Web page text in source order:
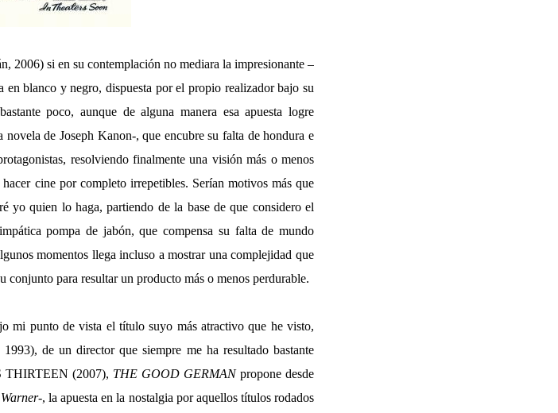
2006) si en su contemplación no mediara la impresionante –
en blanco y negro, dispuesta por el propio realizador bajo su
poco, aunque de alguna manera esa apuesta logre
de Joseph Kanon-, que encubre su falta de hondura e
resolviendo finalmente una visión más o menos
cine por completo irrepetibles. Serían motivos más que
yo quien lo haga, partiendo de la base de que considero el
pompa de jabón, que compensa su falta de mundo
momentos llega incluso a mostrar una complejidad que
conjunto para resultar un producto más o menos perdurable.
mi punto de vista el título suyo más atractivo que he visto,
de un director que siempre me ha resultado bastante
THIRTEEN (2007), THE GOOD GERMANpropone desde
Warner-, la apuesta en la nostalgia por aquellos títulos rodados